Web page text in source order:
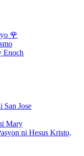
🌹
Enoch
San Jose
Mary
ni Hesus Kristo,